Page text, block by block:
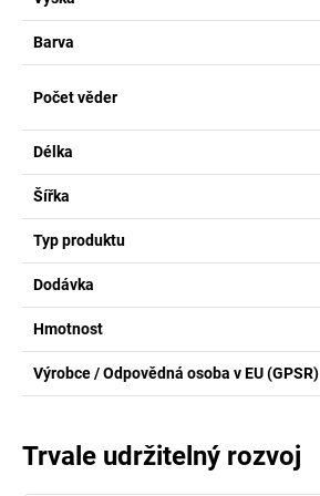
Barva
Počet věder
Délka
Šířka
Typ produktu
Dodávka
Hmotnost
Výrobce / Odpovědná osoba v EU (GPSR)
Trvale udržitelný rozvoj